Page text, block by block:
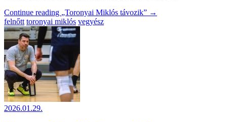
Continue reading „Toronyai Miklós távozik” →
felnőtt toronyai miklós vegyész
2026.01.29.